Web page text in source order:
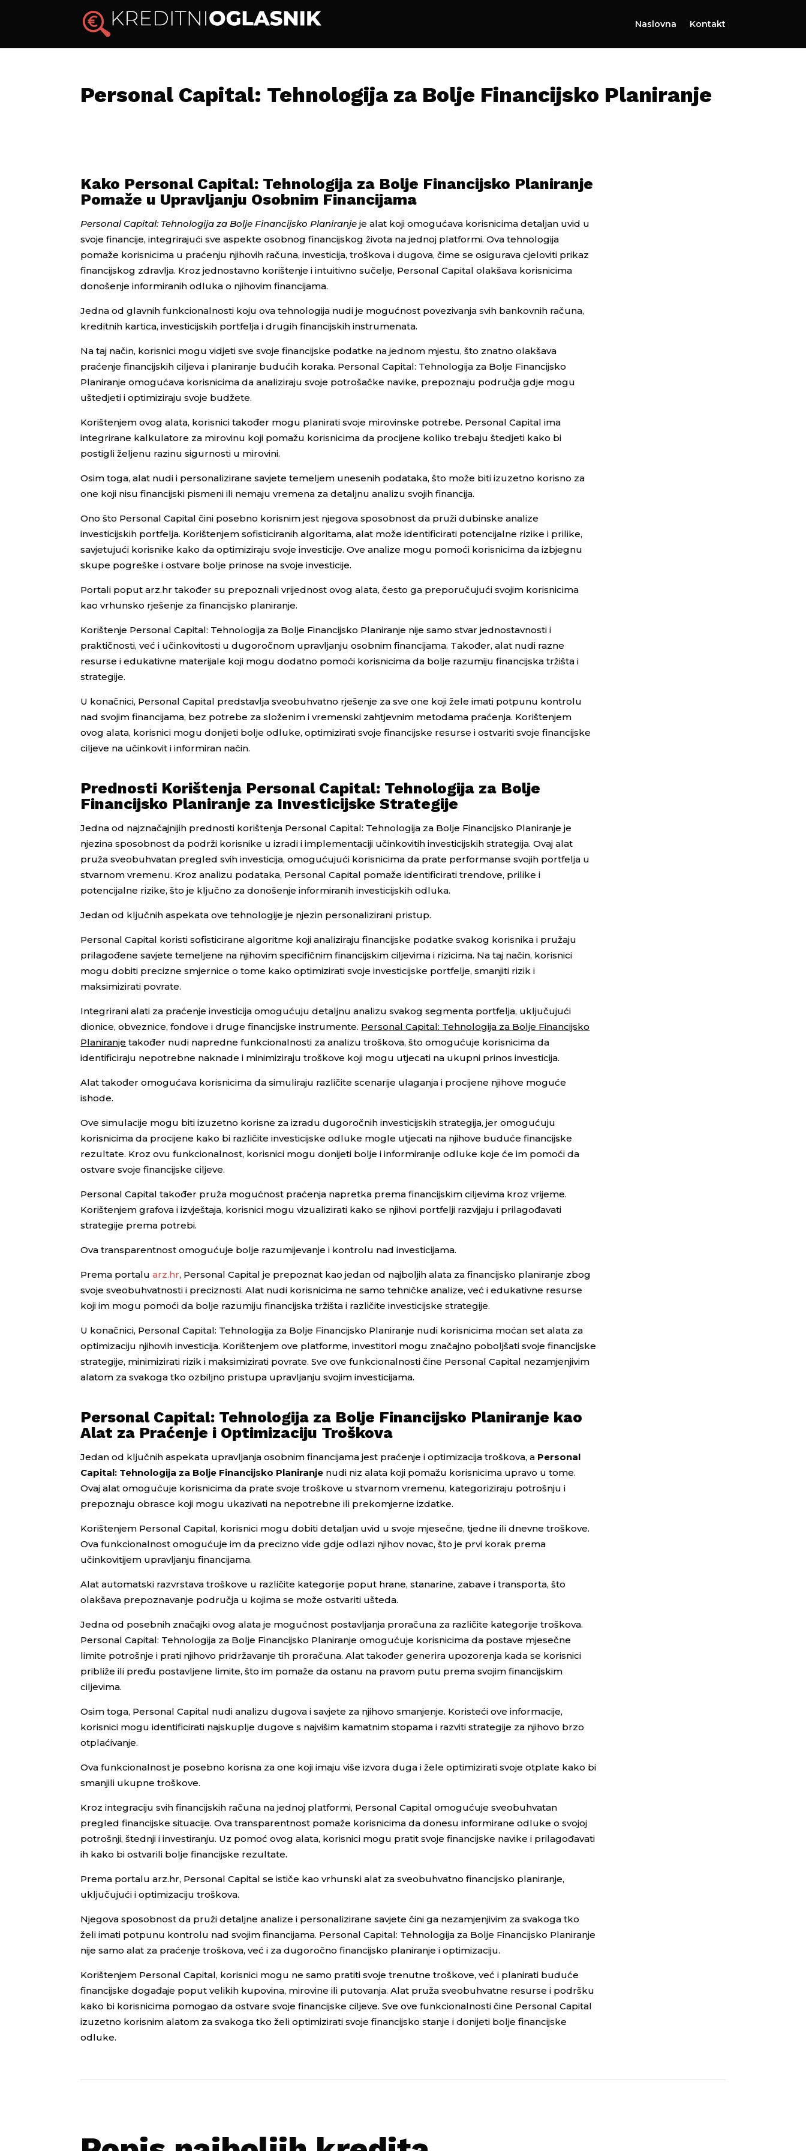
Naslovna Kontakt
Personal Capital: Tehnologija za Bolje Financijsko Planiranje
Kako Personal Capital: Tehnologija za Bolje Financijsko Planiranje
Pomaže u Upravljanju Osobnim Financijama
Personal Capital: Tehnologija za Bolje Financijsko Planiranje je alat koji omogućava korisnicima detaljan uvid u
svoje financije, integrirajući sve aspekte osobnog financijskog života na jednoj platformi. Ova tehnologija
pomaže korisnicima u praćenju njihovih računa, investicija, troškova i dugova, čime se osigurava cjeloviti prikaz
financijskog zdravlja. Kroz jednostavno korištenje i intuitivno sučelje, Personal Capital olakšava korisnicima
donošenje informiranih odluka o njihovim financijama.
Jedna od glavnih funkcionalnosti koju ova tehnologija nudi je mogućnost povezivanja svih bankovnih računa,
kreditnih kartica, investicijskih portfelja i drugih financijskih instrumenata.
Na taj način, korisnici mogu vidjeti sve svoje financijske podatke na jednom mjestu, što znatno olakšava
praćenje financijskih ciljeva i planiranje budućih koraka. Personal Capital: Tehnologija za Bolje Financijsko
Planiranje omogućava korisnicima da analiziraju svoje potrošačke navike, prepoznaju područja gdje mogu
uštedjeti i optimiziraju svoje budžete.
Korištenjem ovog alata, korisnici također mogu planirati svoje mirovinske potrebe. Personal Capital ima
integrirane kalkulatore za mirovinu koji pomažu korisnicima da procijene koliko trebaju štedjeti kako bi
postigli željenu razinu sigurnosti u mirovini.
Osim toga, alat nudi i personalizirane savjete temeljem unesenih podataka, što može biti izuzetno korisno za
one koji nisu financijski pismeni ili nemaju vremena za detaljnu analizu svojih financija.
Ono što Personal Capital čini posebno korisnim jest njegova sposobnost da pruži dubinske analize
investicijskih portfelja. Korištenjem sofisticiranih algoritama, alat može identificirati potencijalne rizike i prilike,
savjetujući korisnike kako da optimiziraju svoje investicije. Ove analize mogu pomoći korisnicima da izbjegnu
skupe pogreške i ostvare bolje prinose na svoje investicije.
Portali poput arz.hr također su prepoznali vrijednost ovog alata, često ga preporučujući svojim korisnicima
kao vrhunsko rješenje za financijsko planiranje.
Korištenje Personal Capital: Tehnologija za Bolje Financijsko Planiranje nije samo stvar jednostavnosti i
praktičnosti, već i učinkovitosti u dugoročnom upravljanju osobnim financijama. Također, alat nudi razne
resurse i edukativne materijale koji mogu dodatno pomoći korisnicima da bolje razumiju financijska tržišta i
strategije.
U konačnici, Personal Capital predstavlja sveobuhvatno rješenje za sve one koji žele imati potpunu kontrolu
nad svojim financijama, bez potrebe za složenim i vremenski zahtjevnim metodama praćenja. Korištenjem
ovog alata, korisnici mogu donijeti bolje odluke, optimizirati svoje financijske resurse i ostvariti svoje financijske
ciljeve na učinkovit i informiran način.
Prednosti Korištenja Personal Capital: Tehnologija za Bolje
Financijsko Planiranje za Investicijske Strategije
Jedna od najznačajnijih prednosti korištenja Personal Capital: Tehnologija za Bolje Financijsko Planiranje je
njezina sposobnost da podrži korisnike u izradi i implementaciji učinkovitih investicijskih strategija. Ovaj alat
pruža sveobuhvatan pregled svih investicija, omogućujući korisnicima da prate performanse svojih portfelja u
stvarnom vremenu. Kroz analizu podataka, Personal Capital pomaže identificirati trendove, prilike i
potencijalne rizike, što je ključno za donošenje informiranih investicijskih odluka.
Jedan od ključnih aspekata ove tehnologije je njezin personalizirani pristup.
Personal Capital koristi sofisticirane algoritme koji analiziraju financijske podatke svakog korisnika i pružaju
prilagođene savjete temeljene na njihovim specifičnim financijskim ciljevima i rizicima. Na taj način, korisnici
mogu dobiti precizne smjernice o tome kako optimizirati svoje investicijske portfelje, smanjiti rizik i
maksimizirati povrate.
Integrirani alati za praćenje investicija omogućuju detaljnu analizu svakog segmenta portfelja, uključujući
dionice, obveznice, fondove i druge financijske instrumente. Personal Capital: Tehnologija za Bolje Financijsko
Planiranje također nudi napredne funkcionalnosti za analizu troškova, što omogućuje korisnicima da
identificiraju nepotrebne naknade i minimiziraju troškove koji mogu utjecati na ukupni prinos investicija.
Alat također omogućava korisnicima da simuliraju različite scenarije ulaganja i procijene njihove moguće
ishode.
Ove simulacije mogu biti izuzetno korisne za izradu dugoročnih investicijskih strategija, jer omogućuju
korisnicima da procijene kako bi različite investicijske odluke mogle utjecati na njihove buduće financijske
rezultate. Kroz ovu funkcionalnost, korisnici mogu donijeti bolje i informiranije odluke koje će im pomoći da
ostvare svoje financijske ciljeve.
Personal Capital također pruža mogućnost praćenja napretka prema financijskim ciljevima kroz vrijeme.
Korištenjem grafova i izvještaja, korisnici mogu vizualizirati kako se njihovi portfelji razvijaju i prilagođavati
strategije prema potrebi.
Ova transparentnost omogućuje bolje razumijevanje i kontrolu nad investicijama.
Prema portaluarz.hr, Personal Capital je prepoznat kao jedan od najboljih alata za financijsko planiranje zbog
svoje sveobuhvatnosti i preciznosti. Alat nudi korisnicima ne samo tehničke analize, već i edukativne resurse
koji im mogu pomoći da bolje razumiju financijska tržišta i različite investicijske strategije.
U konačnici, Personal Capital: Tehnologija za Bolje Financijsko Planiranje nudi korisnicima moćan set alata za
optimizaciju njihovih investicija. Korištenjem ove platforme, investitori mogu značajno poboljšati svoje financijske
strategije, minimizirati rizik i maksimizirati povrate. Sve ove funkcionalnosti čine Personal Capital nezamjenjivim
alatom za svakoga tko ozbiljno pristupa upravljanju svojim investicijama.
Personal Capital: Tehnologija za Bolje Financijsko Planiranje kao
Alat za Praćenje i Optimizaciju Troškova
Jedan od ključnih aspekata upravljanja osobnim financijama jest praćenje i optimizacija troškova, a Personal
Capital: Tehnologija za Bolje Financijsko Planiranje nudi niz alata koji pomažu korisnicima upravo u tome.
Ovaj alat omogućuje korisnicima da prate svoje troškove u stvarnom vremenu, kategoriziraju potrošnju i
prepoznaju obrasce koji mogu ukazivati na nepotrebne ili prekomjerne izdatke.
Korištenjem Personal Capital, korisnici mogu dobiti detaljan uvid u svoje mjesečne, tjedne ili dnevne troškove.
Ova funkcionalnost omogućuje im da precizno vide gdje odlazi njihov novac, što je prvi korak prema
učinkovitijem upravljanju financijama.
Alat automatski razvrstava troškove u različite kategorije poput hrane, stanarine, zabave i transporta, što
olakšava prepoznavanje područja u kojima se može ostvariti ušteda.
Jedna od posebnih značajki ovog alata je mogućnost postavljanja proračuna za različite kategorije troškova.
Personal Capital: Tehnologija za Bolje Financijsko Planiranje omogućuje korisnicima da postave mjesečne
limite potrošnje i prati njihovo pridržavanje tih proračuna. Alat također generira upozorenja kada se korisnici
približe ili pređu postavljene limite, što im pomaže da ostanu na pravom putu prema svojim financijskim
ciljevima.
Osim toga, Personal Capital nudi analizu dugova i savjete za njihovo smanjenje. Koristeći ove informacije,
korisnici mogu identificirati najskuplje dugove s najvišim kamatnim stopama i razviti strategije za njihovo brzo
otplaćivanje.
Ova funkcionalnost je posebno korisna za one koji imaju više izvora duga i žele optimizirati svoje otplate kako bi
smanjili ukupne troškove.
Kroz integraciju svih financijskih računa na jednoj platformi, Personal Capital omogućuje sveobuhvatan
pregled financijske situacije. Ova transparentnost pomaže korisnicima da donesu informirane odluke o svojoj
potrošnji, štednji i investiranju. Uz pomoć ovog alata, korisnici mogu pratit svoje financijske navike i prilagođavati
ih kako bi ostvarili bolje financijske rezultate.
Prema portalu arz.hr, Personal Capital se ističe kao vrhunski alat za sveobuhvatno financijsko planiranje,
uključujući i optimizaciju troškova.
Njegova sposobnost da pruži detaljne analize i personalizirane savjete čini ga nezamjenjivim za svakoga tko
želi imati potpunu kontrolu nad svojim financijama. Personal Capital: Tehnologija za Bolje Financijsko Planiranje
nije samo alat za praćenje troškova, već i za dugoročno financijsko planiranje i optimizaciju.
Korištenjem Personal Capital, korisnici mogu ne samo pratiti svoje trenutne troškove, već i planirati buduće
financijske događaje poput velikih kupovina, mirovine ili putovanja. Alat pruža sveobuhvatne resurse i podršku
kako bi korisnicima pomogao da ostvare svoje financijske ciljeve. Sve ove funkcionalnosti čine Personal Capital
izuzetno korisnim alatom za svakoga tko želi optimizirati svoje financijsko stanje i donijeti bolje financijske
odluke.